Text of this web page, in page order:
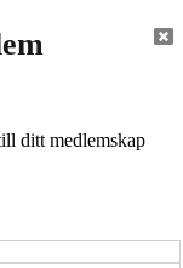
ditt medlemskap